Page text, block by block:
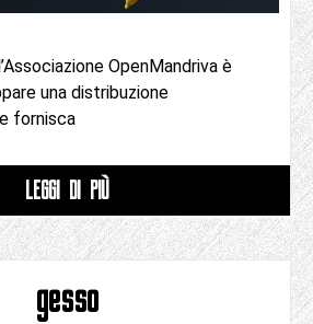
OpenMandriva è
una distribuzione
fornisca
LEGGI DI PIÙ
gesso